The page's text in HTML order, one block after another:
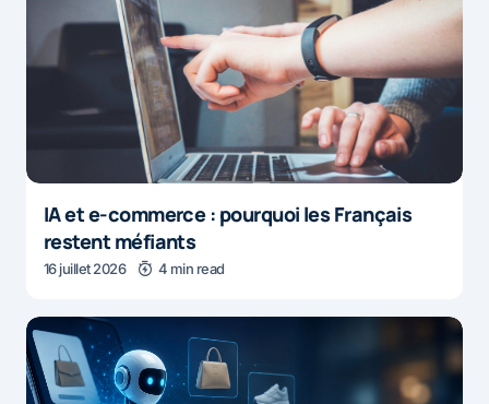
IA et e-commerce : pourquoi les Français
restent méfiants
16 juillet 2026 4 min read